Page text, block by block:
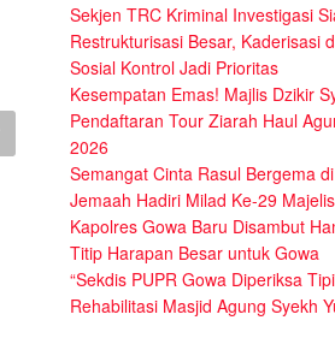
Sekjen TRC Kriminal Investigasi
Restrukturisasi Besar, Kaderisasi
Sosial Kontrol Jadi Prioritas
Kesempatan Emas! Majlis Dzikir
Pendaftaran Tour Ziarah Haul
2026
Semangat Cinta Rasul Bergema
Jemaah Hadiri Milad Ke-29
Kapolres Gowa Baru Disambut
Titip Harapan Besar untuk Gowa
“Sekdis PUPR Gowa Diperiksa
Rehabilitasi Masjid Agung Syekh